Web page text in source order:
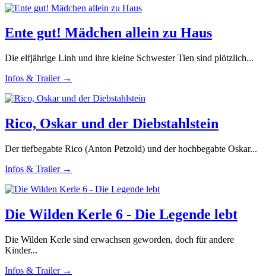
Ente gut! Mädchen allein zu Haus
Die elfjährige Linh und ihre kleine Schwester Tien sind plötzlich...
Infos & Trailer →
Rico, Oskar und der Diebstahlstein
Der tiefbegabte Rico (Anton Petzold) und der hochbegabte Oskar...
Infos & Trailer →
Die Wilden Kerle 6 - Die Legende lebt
Die Wilden Kerle sind erwachsen geworden, doch für andere
Kinder...
Infos & Trailer →